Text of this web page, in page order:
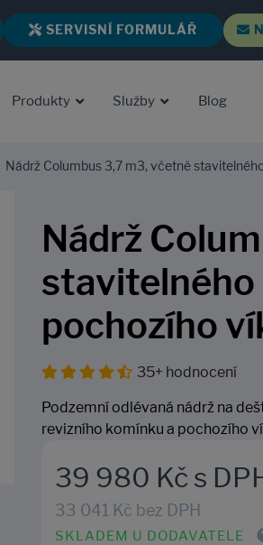
SERVISNÍ FORMULÁŘ
Produkty Služby Blog
Nádrž Columbus 3,7 m3, včetně
Nádrž
stavitelného
pochozího
35+ hodnocení
Podzemní odlévaná nádrž na
revizního komínku a pochozího
39 980 Kč s
33 041 Kč bez DPH
SKLADEM U DODAVATELE